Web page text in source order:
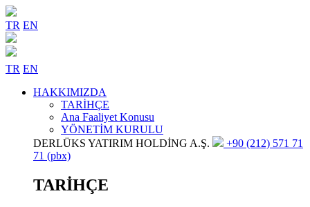
TR EN
TR EN
HAKKIMIZDA
TARİHÇE
Ana Faaliyet Konusu
YÖNETİM KURULU
DERLÜKS YATIRIM HOLDİNG A.Ş.
+90 (212) 571 71
71 (pbx)
TARİHÇE